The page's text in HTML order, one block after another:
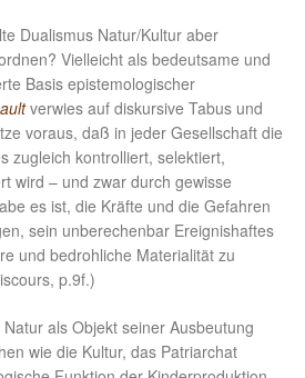
Dualismus Natur/Kultur aber
Vielleicht als bedeutsame und
Basis epistemologischer
verwies auf diskursive Tabus und
voraus, daß in jeder Gesellschaft die
zugleich kontrolliert, selektiert,
wird – und zwar durch gewisse
es ist, die Kräfte und die Gefahren
sein unberechenbar Ereignishaftes
und bedrohliche Materialität zu
p.9f.)
als Objekt seiner Ausbeutung
wie die Kultur, das Patriarchat